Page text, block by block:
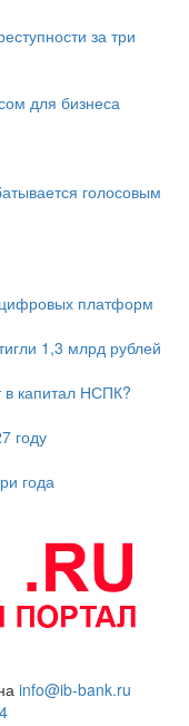
за три
для бизнеса
голосовым
цифровых платформ
1,3 млрд рублей
капитал НСПК?
году
года
info@ib-bank.ru